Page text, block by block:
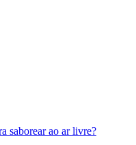
saborear ao ar livre?